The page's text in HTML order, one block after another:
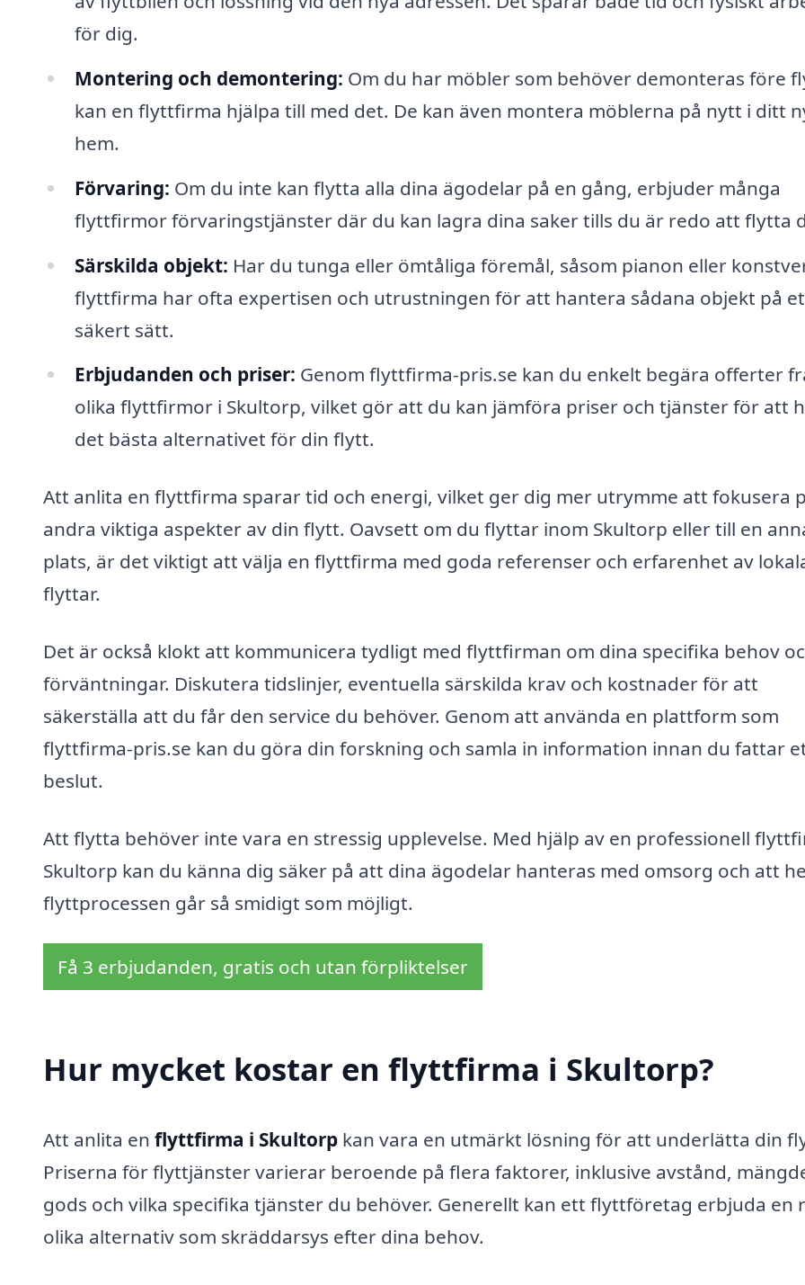
för dig.
Montering och demontering: Om du har möbler som behöver demonteras före
kan en flyttfirma hjälpa till med det. De kan även montera möblerna på nytt i ditt
hem.
Förvaring: Om du inte kan flytta alla dina ägodelar på en gång, erbjuder många
flyttfirmor förvaringstjänster där du kan lagra dina saker tills du är redo att flytta
Särskilda objekt: Har du tunga eller ömtåliga föremål, såsom pianon eller
flyttfirma har ofta expertisen och utrustningen för att hantera sådana objekt på
säkert sätt.
Erbjudanden och priser: Genom flyttfirma-pris.se kan du enkelt begära offerter
olika flyttfirmor i Skultorp, vilket gör att du kan jämföra priser och tjänster för att
det bästa alternativet för din flytt.
Att anlita en flyttfirma sparar tid och energi, vilket ger dig mer utrymme att fokusera
andra viktiga aspekter av din flytt. Oavsett om du flyttar inom Skultorp eller till en
plats, är det viktigt att välja en flyttfirma med goda referenser och erfarenhet av
flyttar.
Det är också klokt att kommunicera tydligt med flyttfirman om dina specifika behov
förväntningar. Diskutera tidslinjer, eventuella särskilda krav och kostnader för att
säkerställa att du får den service du behöver. Genom att använda en plattform som
flyttfirma-pris.se kan du göra din forskning och samla in information innan du fattar
beslut.
Att flytta behöver inte vara en stressig upplevelse. Med hjälp av en professionell
Skultorp kan du känna dig säker på att dina ägodelar hanteras med omsorg och att
flyttprocessen går så smidigt som möjligt.
Få 3 erbjudanden, gratis och utan förpliktelser
Hur mycket kostar en flyttfirma i Skultorp?
Att anlita en flyttfirma i Skultorp kan vara en utmärkt lösning för att underlätta din
Priserna för flyttjänster varierar beroende på flera faktorer, inklusive avstånd,
gods och vilka specifika tjänster du behöver. Generellt kan ett flyttföretag erbjuda en
olika alternativ som skräddarsys efter dina behov.